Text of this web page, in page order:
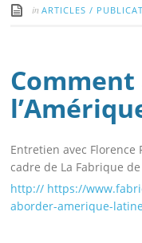
inARTICLES /
Entretien avec Florence
cadre de La Fabrique de
http:// https://
aborder-amerique-